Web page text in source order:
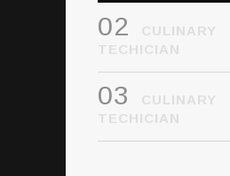
02
CULINARY
TECHICIAN
03
CULINARY
TECHICIAN